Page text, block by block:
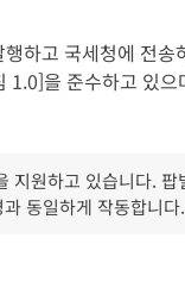
하고 국세청에 전송
1.0]을 준수하고 있
원하고 있습니다. 팝
동일하게 작동합니다.